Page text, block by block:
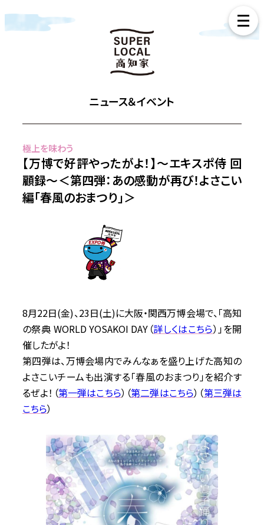
ニュース＆イベント
極上を味わう
【万博で好評やったがよ！】～エキスポ侍 回
顧録～＜第四弾：あの感動が再び！よさこい
編「春風のおまつり」＞
8月22日(金)、23日(土)に大阪・関西万博会場で、「高知
の祭典 WORLD YOSAKOI DAY（詳しくはこちら）」を開
催したがよ！
第四弾は、万博会場内でみんなぁを盛り上げた高知の
よさこいチームも出演する「春風のおまつり」を紹介す
るぜよ！（第一弾はこちら）（第二弾はこちら）（第三弾は
こちら）